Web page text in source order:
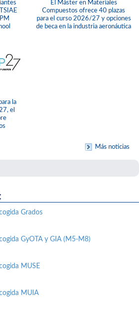
El Máster en Materiales
Compuestos ofrece 40 plazas
para el curso 2026/27 y opciones
de beca en la industria aeronáutica
la
el
Más noticias
Grados
GyOTA y GIA (M5-M8)
MUSE
MUIA